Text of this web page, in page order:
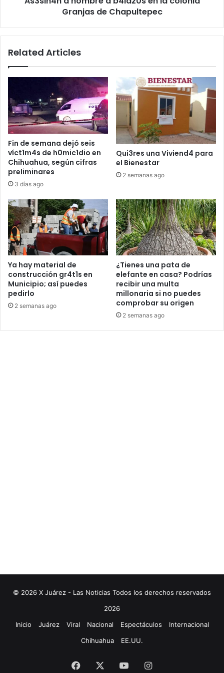
Granjas de Chapultepec
Related Articles
Fin de semana dejó seis
víct1m4s de h0mic1dio en
Chihuahua, según cifras
preliminares
3 días ago
Qui3res una Viviend4 para
el Bienestar
2 semanas ago
Ya hay material de
construcción gr4t1s en
Municipio; así puedes
pedirlo
2 semanas ago
¿Tienes una pata de
elefante en casa? Podrías
recibir una multa
millonaria si no puedes
comprobar su origen
2 semanas ago
© 2026 X Juárez - Las Noticias Todos los derechos reservados
2026
Inicio
Juárez Viral Nacional Espectáculos
Internacional
Chihuahua
EE.UU.
Facebook YouTubeInstagram